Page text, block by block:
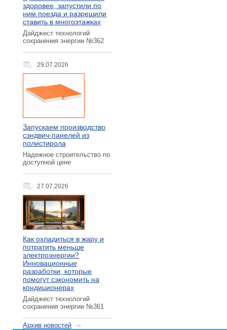
здоровее, запустили по
ним поезда и разрешили
ставить в многоэтажках
Дайджест технологий
сохранения энергии №362
29.07.2026
Запускаем производство
сэндвич-панелей из
полистирола
Надежное строительство по
доступной цене
27.07.2026
Как охладиться в жару и
потратить меньше
электроэнергии?
Инновационные
разработки, которые
помогут сэкономить на
кондиционерах
Дайджест технологий
сохранения энергии №361
Архив новостей